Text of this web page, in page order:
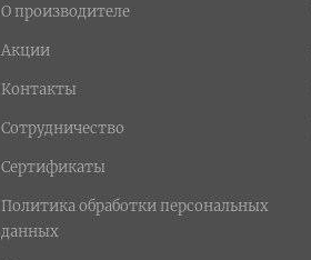
О производителе
Акции
Контакты
Сотрудничество
Сертификаты
Политика обработки персональных
данных